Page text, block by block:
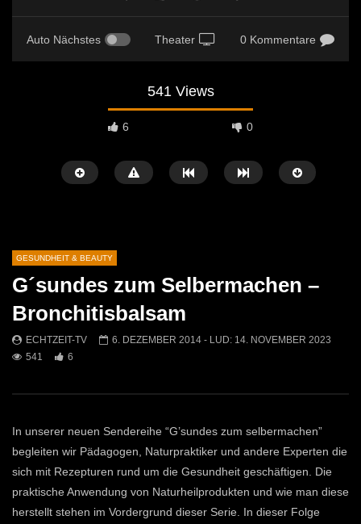
Auto Nächstes Theater 0 Kommentare
541 Views
6 0
Haarmode
ECHTZEIT-TV
GESUNDHEIT & BEAUTY
G´sundes zum Selbermachen –
Bronchitisbalsam
ECHTZEIT-TV 6. DEZEMBER 2014 - LUD: 14. NOVEMBER 2023
541
6
In unserer neuen Sendereihe “G’sundes zum selbermachen”
begleiten wir Pädagogen, Naturpraktiker und andere Experten die
sich mit Rezepturen rund um die Gesundheit geschäftigen. Die
praktische Anwendung von Naturheilprodukten und wie man diese
herstellt stehen im Vordergrund dieser Serie. In dieser Folge